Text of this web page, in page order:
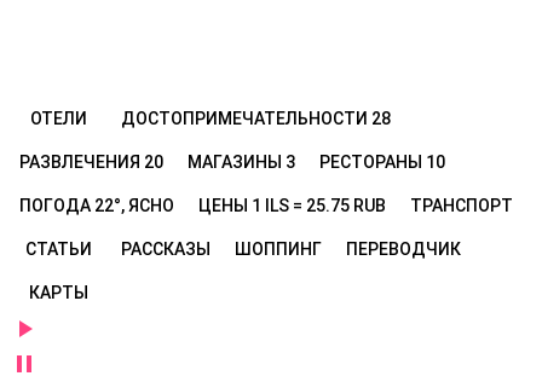
ОТЕЛИ ДОСТОПРИМЕЧАТЕЛЬНОСТИ 28
РАЗВЛЕЧЕНИЯ 20 МАГАЗИНЫ 3 РЕСТОРАНЫ 10
ПОГОДА 22°, ЯСНО ЦЕНЫ 1 ILS = 25.75 RUB ТРАНСПОРТ
СТАТЬИ РАССКАЗЫ ШОППИНГ ПЕРЕВОДЧИК
КАРТЫ

